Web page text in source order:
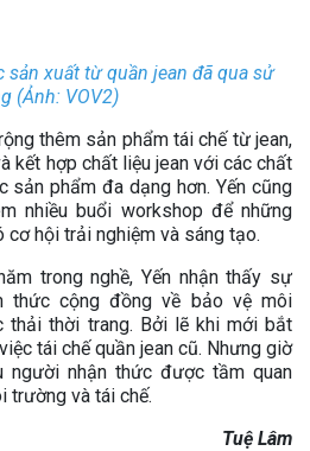
sản xuất từ quần jean đã qua sử
(Ảnh: VOV2)
thêm sản phẩm tái chế từ jean,
kết hợp chất liệu jean với các chất
sản phẩm đa dạng hơn. Yến cũng
nhiều buổi workshop để những
hội trải nghiệm và sáng tạo.
trong nghề, Yến nhận thấy sự
thức cộng đồng về bảo vệ môi
thải thời trang. Bởi lẽ khi mới bắt
tái chế quần jean cũ. Nhưng giờ
người nhận thức được tầm quan
trường và tái chế.
Tuệ Lâm